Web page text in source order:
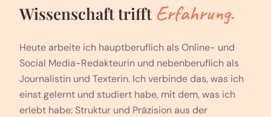
Wissenschaft trifft Erfahrung.
Heute arbeite ich hauptberuflich als Online- und
Social Media-Redakteurin und nebenberuflich als
Journalistin und Texterin. Ich verbinde das, was ich
einst gelernt und studiert habe, mit dem, was ich
erlebt habe: Struktur und Präzision aus der